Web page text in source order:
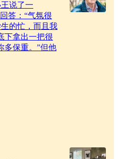
说了一
答：“气氛很
的忙，而且我
下拿出一把很
多保重。”但他